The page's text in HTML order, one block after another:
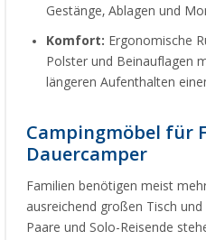
Gestänge, Ablagen und
Komfort: Ergonomische
Polster und Beinauflagen
längeren Aufenthalten
Campingmöbel für
Dauercamper
Familien benötigen meist
ausreichend großen Tisch
Paare und Solo-Reisende